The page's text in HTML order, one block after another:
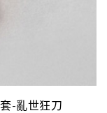
-亂世狂刀